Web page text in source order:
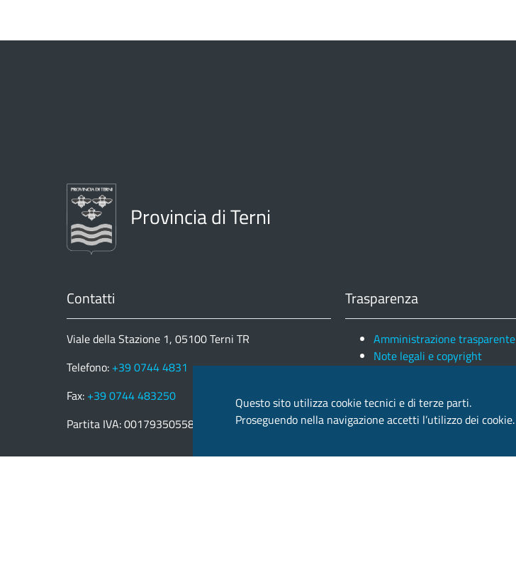
Provincia di Terni
Contatti
Viale della Stazione 1, 05100 Terni TR
Telefono: +39 0744 4831
Fax: +39 0744 483250
Partita IVA: 00179350558
Trasparenza
Amministrazione trasparente
Note legali e copyright
Questo sito utilizza cookie tecnici e di terze parti.
Proseguendo nella navigazione accetti l’utilizzo dei cookie.